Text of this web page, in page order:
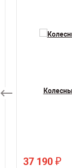
37 190 ₽